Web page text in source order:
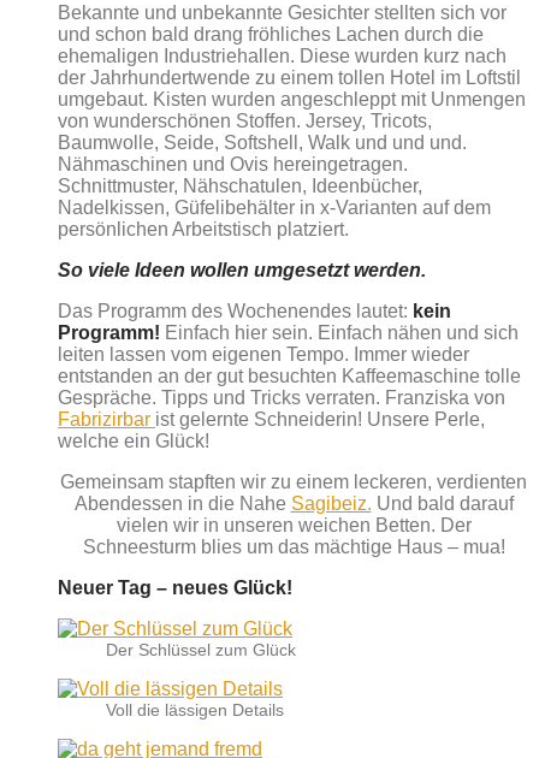
Bekannte und unbekannte Gesichter stellten sich vor
und schon bald drang fröhliches Lachen durch die
ehemaligen Industriehallen. Diese wurden kurz nach
der Jahrhundertwende zu einem tollen Hotel im Loftstil
umgebaut. Kisten wurden angeschleppt mit Unmengen
von wunderschönen Stoffen. Jersey, Tricots,
Baumwolle, Seide, Softshell, Walk und und und.
Nähmaschinen und Ovis hereingetragen.
Schnittmuster, Nähschatulen, Ideenbücher,
Nadelkissen, Güfelibehälter in x-Varianten auf dem
persönlichen Arbeitstisch platziert.
So viele Ideen wollen umgesetzt werden.
Das Programm des Wochenendes lautet: kein
Programm! Einfach hier sein. Einfach nähen und sich
leiten lassen vom eigenen Tempo. Immer wieder
entstanden an der gut besuchten Kaffeemaschine tolle
Gespräche. Tipps und Tricks verraten. Franziska von
Fabrizirbar ist gelernte Schneiderin! Unsere Perle,
welche ein Glück!
Gemeinsam stapften wir zu einem leckeren, verdienten
Abendessen in die Nahe Sagibeiz. Und bald darauf
vielen wir in unseren weichen Betten. Der
Schneesturm blies um das mächtige Haus – mua!
Neuer Tag – neues Glück!
Der Schlüssel zum Glück
Voll die lässigen Details